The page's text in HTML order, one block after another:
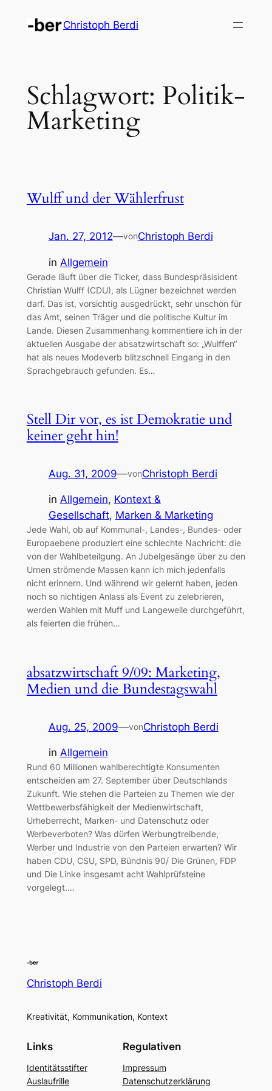
Inhalt
Christoph Berdi
Schlagwort: Politik-
Marketing
Wulff und der Wählerfrust
Jan. 27, 2012—vonChristoph Berdi
in Allgemein
Gerade läuft über die Ticker, dass Bundespräsisident
Christian Wulff (CDU), als Lügner bezeichnet werden
darf. Das ist, vorsichtig ausgedrückt, sehr unschön für
das Amt, seinen Träger und die politische Kultur im
Lande. Diesen Zusammenhang kommentiere ich in der
aktuellen Ausgabe der absatzwirtschaft so: „Wulffen“
hat als neues Modeverb blitzschnell Eingang in den
Sprachgebrauch gefunden. Es…
Stell Dir vor, es ist Demokratie und
keiner geht hin!
Aug. 31, 2009—vonChristoph Berdi
in Allgemein, Kontext &
Gesellschaft, Marken & Marketing
Jede Wahl, ob auf Kommunal-, Landes-, Bundes- oder
Europaebene produziert eine schlechte Nachricht: die
von der Wahlbeteilgung. An Jubelgesänge über zu den
Urnen strömende Massen kann ich mich jedenfalls
nicht erinnern. Und während wir gelernt haben, jeden
noch so nichtigen Anlass als Event zu zelebrieren,
werden Wahlen mit Muff und Langeweile durchgeführt,
als feierten die frühen…
absatzwirtschaft 9/09: Marketing,
Medien und die Bundestagswahl
Aug. 25, 2009—vonChristoph Berdi
in Allgemein
Rund 60 Millionen wahlberechtigte Konsumenten
entscheiden am 27. September über Deutschlands
Zukunft. Wie stehen die Parteien zu Themen wie der
Wettbewerbsfähigkeit der Medienwirtschaft,
Urheberrecht, Marken- und Datenschutz oder
Werbeverboten? Was dürfen Werbungtreibende,
Werber und Industrie von den Parteien erwarten? Wir
haben CDU, CSU, SPD, Bündnis 90/ Die Grünen, FDP
und Die Linke insgesamt acht Wahlprüfsteine
vorgelegt.…
Christoph Berdi
Kreativität, Kommunikation, Kontext
Links
Identitätsstifter
Auslaufrille
Regulativen
Impressum
Datenschutzerklärung